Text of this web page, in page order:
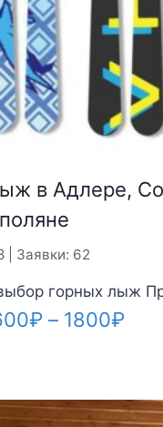
в Адлере,
| Заявки: 62
горных лыж
₽ – 1800₽
–